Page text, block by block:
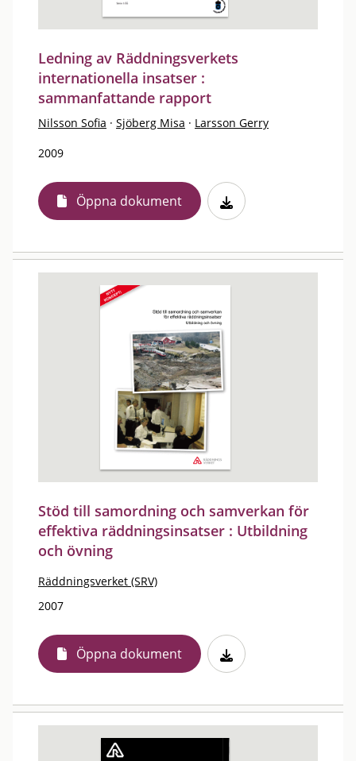
Ledning av Räddningsverkets
internationella insatser :
sammanfattande rapport
Nilsson Sofia · Sjöberg Misa · Larsson Gerry
2009
Öppna dokument
Stöd till samordning och samverkan för
effektiva räddningsinsatser : Utbildning
och övning
Räddningsverket (SRV)
2007
Öppna dokument